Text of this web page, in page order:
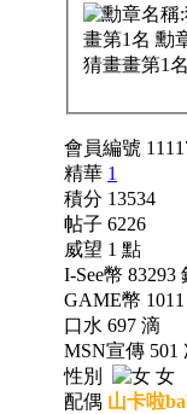
會員編號
精華 1
積分 13534
帖子 6226
威望 1 點
I-See幣 83293
GAME幣
口水 697 滴
MSN宣傳 501
性別
女
配偶 山卡啦